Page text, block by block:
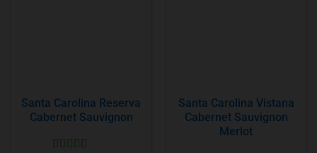
Santa Carolina Reserva
Cabernet Sauvignon
Santa Carolina Vistana
Cabernet Sauvignon
Merlot